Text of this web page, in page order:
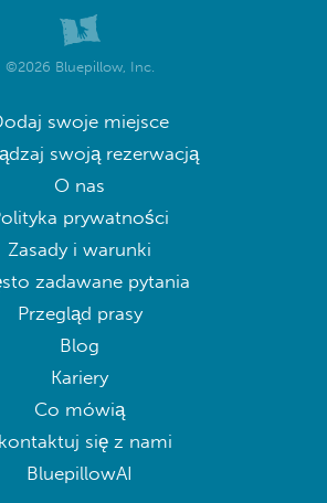
©2026 Bluepillow, Inc.
swoje miejsce
swoją rezerwacją
O nas
prywatności
Zasady i warunki
zadawane pytania
Przegląd prasy
Blog
Kariery
Co mówią
się z nami
BluepillowAI